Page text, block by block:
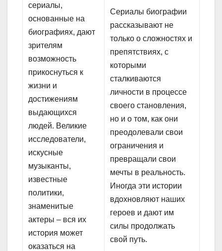
сериалы,
основанные на
биографиях, дают
зрителям
возможность
прикоснуться к
жизни и
достижениям
выдающихся
людей. Великие
исследователи,
искусные
музыканты,
известные
политики,
знаменитые
актеры – вся их
история может
оказаться на
Сериалы биографии
рассказывают не
только о сложностях и
препятствиях, с
которыми
сталкиваются
личности в процессе
своего становления,
но и о том, как они
преодолевали свои
ограничения и
превращали свои
мечты в реальность.
Иногда эти истории
вдохновляют наших
героев и дают им
силы продолжать
свой путь.